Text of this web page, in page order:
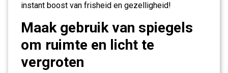
instant boost van frisheid en gezelligheid!
Maak gebruik van spiegels
om ruimte en licht te
vergroten